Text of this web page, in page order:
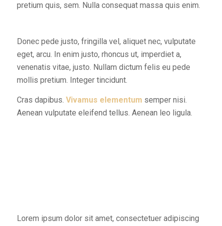
pretium quis, sem. Nulla consequat massa quis enim.
Donec pede justo, fringilla vel, aliquet nec, vulputate
eget, arcu. In enim justo, rhoncus ut, imperdiet a,
venenatis vitae, justo. Nullam dictum felis eu pede
mollis pretium. Integer tincidunt.
Cras dapibus. Vivamus elementum semper nisi.
Aenean vulputate eleifend tellus. Aenean leo ligula.
Lorem ipsum dolor sit amet, consectetuer adipiscing